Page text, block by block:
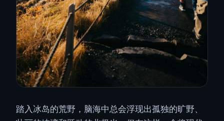
踏入冰岛的荒野，脑海中总会浮现出孤独的旷野、